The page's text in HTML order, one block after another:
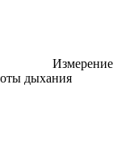
Измерение
дыхания